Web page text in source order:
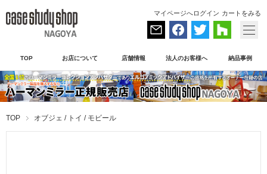
マイページへログイン カートをみる
TOP お店について 店舗情報 法人のお客様へ 納品事例
TOP オブジェ / トイ / モビール